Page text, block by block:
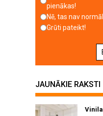
pienākas!
Nē, tas nav
Grūti pateikt!
JAUNĀKIE RAKSTI